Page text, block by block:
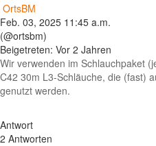
OrtsBM
Feb. 03, 2025 11:45 a.m.
(@ortsbm)
Beigetreten: Vor 2 Jahren
Wir verwenden im Schlauchpaket
C42 30m L3-Schläuche, die (fast)
genutzt werden.
Antwort
2 Antworten